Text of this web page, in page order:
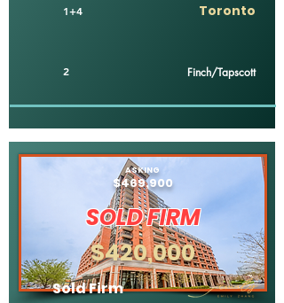
Toronto
1+4
2 Finch/Tapscott
ASKING
$469,900
SOLD FIRM
$420,000
Sold Firm